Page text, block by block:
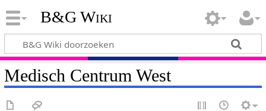
B&G Wiki
Medisch Centrum West